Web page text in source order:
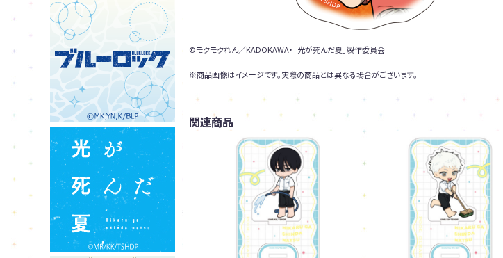
©モクモクれん／KADOKAWA・「光が死んだ夏」製作委員会
※商品画像はイメージです。実際の商品とは異なる場合がございます。
関連商品